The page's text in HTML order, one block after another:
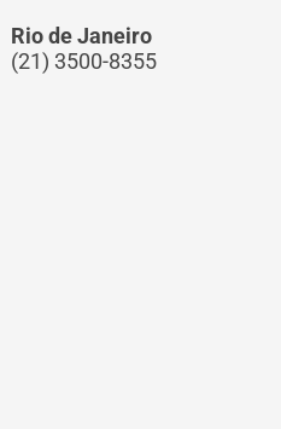
Rio de Janeiro
(21) 3500-8355